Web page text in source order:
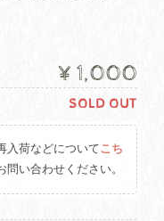
¥1,000
SOLD OUT
入荷などについてこち
問い合わせください。